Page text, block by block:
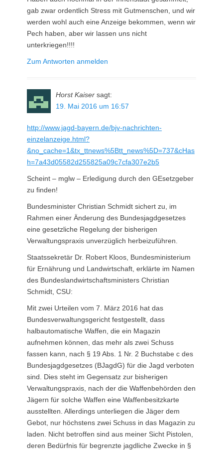
gab zwar ordentlich Stress mit Gutmenschen, und wir
werden wohl auch eine Anzeige bekommen, wenn wir
Pech haben, aber wir lassen uns nicht
unterkriegen!!!!
Zum Antworten anmelden
Horst Kaiser sagt:
19. Mai 2016 um 16:57
http://www.jagd-bayern.de/bjv-nachrichten-
einzelanzeige.html?
&no_cache=1&tx_ttnews%5Btt_news%5D=737&cHas
h=7a43d05582d255825a09c7cfa307e2b5
Scheint – mglw – Erledigung durch den GEsetzgeber
zu finden!
Bundesminister Christian Schmidt sichert zu, im
Rahmen einer Änderung des Bundesjagdgesetzes
eine gesetzliche Regelung der bisherigen
Verwaltungspraxis unverzüglich herbeizuführen.
Staatssekretär Dr. Robert Kloos, Bundesministerium
für Ernährung und Landwirtschaft, erklärte im Namen
des Bundeslandwirtschaftsministers Christian
Schmidt, CSU:
Mit zwei Urteilen vom 7. März 2016 hat das
Bundesverwaltungsgericht festgestellt, dass
halbautomatische Waffen, die ein Magazin
aufnehmen können, das mehr als zwei Schuss
fassen kann, nach § 19 Abs. 1 Nr. 2 Buchstabe c des
Bundesjagdgesetzes (BJagdG) für die Jagd verboten
sind. Dies steht im Gegensatz zur bisherigen
Verwaltungspraxis, nach der die Waffenbehörden den
Jägern für solche Waffen eine Waffenbesitzkarte
ausstellten. Allerdings unterliegen die Jäger dem
Gebot, nur höchstens zwei Schuss in das Magazin zu
laden. Nicht betroffen sind aus meiner Sicht Pistolen,
deren Bedürfnis für begrenzte jagdliche Zwecke in §